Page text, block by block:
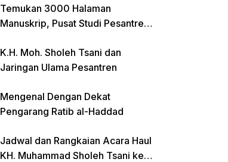
Temukan 3000 Halaman
Manuskrip, Pusat Studi Pesantren
K.H. Moh. Sholeh Tsani dan
Jaringan Ulama Pesantren
Mengenal Dengan Dekat
Pengarang Ratib al-Haddad
Jadwal dan Rangkaian Acara Haul
KH. Muhammad Sholeh Tsani ke-